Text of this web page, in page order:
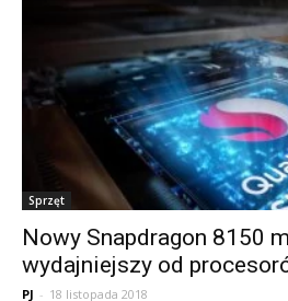
Sprzęt
Nowy Snapdragon 8150
wydajniejszy od
PJ - 18 listopada 2018